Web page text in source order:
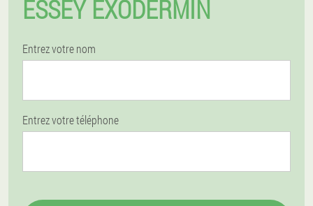
ESSEY EXODERMIN
Entrez votre nom
Entrez votre téléphone